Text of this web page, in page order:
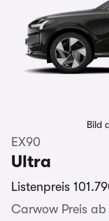
Bild
EX90
Ultra
Listenpreis
Carwow Preis ab